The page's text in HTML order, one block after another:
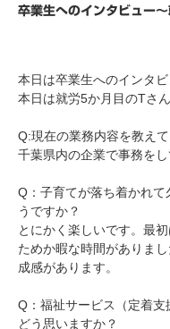
卒業生へのインタビュー
本日は卒業生へのインタビ
本日は就労5か月目のTさ
Q:現在の業務内容を教えて
千葉県内の企業で事務をし
Q：子育てが落ち着かれ
うですか？
とにかく楽しいです。最
ためか暇な時間がありま
成感があります。
Q：福祉サービス（定着
どう思いますか？